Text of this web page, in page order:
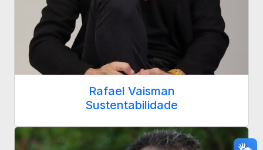
Rafael Vaisman
Sustentabilidade